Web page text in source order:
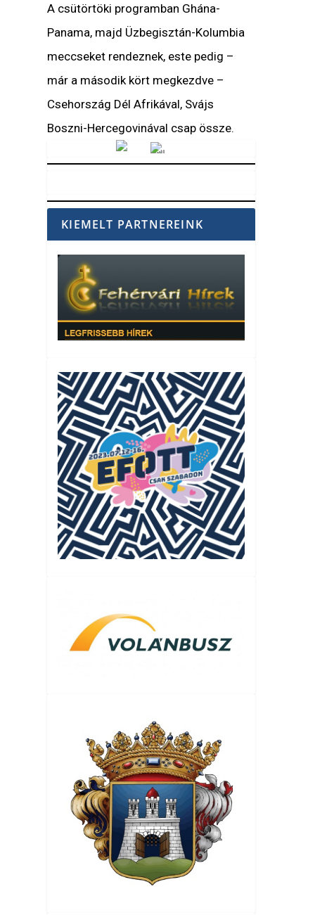
A csütörtöki programban Ghána-
Panama, majd Üzbegisztán-Kolumbia
meccseket rendeznek, este pedig –
már a második kört megkezdve –
Csehország Dél Afrikával, Svájs
Boszni-Hercegovinával csap össze.
KIEMELT PARTNEREINK